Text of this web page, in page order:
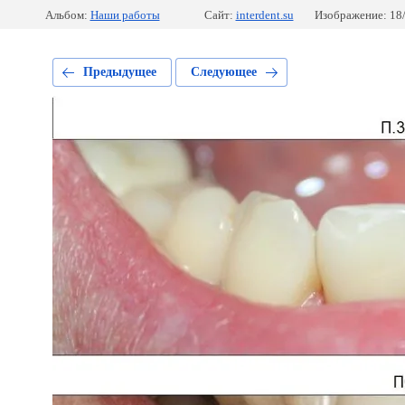
Альбом: Наши работы Сайт: interdent.su Изображение:
Предыдущее Следующее